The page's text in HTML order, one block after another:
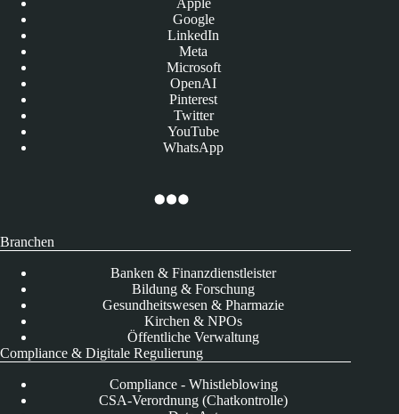
Google
LinkedIn
Meta
Microsoft
OpenAI
Pinterest
Twitter
YouTube
WhatsApp
Branchen
Banken & Finanzdienstleister
Bildung & Forschung
Gesundheitswesen & Pharmazie
Kirchen & NPOs
Öffentliche Verwaltung
Compliance & Digitale Regulierung
Compliance - Whistleblowing
CSA-Verordnung (Chatkontrolle)